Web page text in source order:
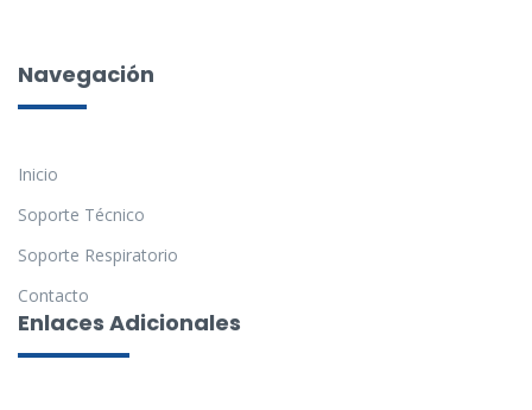
Navegación
Inicio
Soporte Técnico
Soporte Respiratorio
Contacto
Enlaces Adicionales